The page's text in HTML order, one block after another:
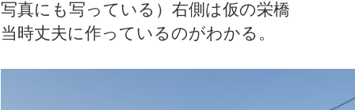
写真にも写っている）右側は仮の栄橋
当時丈夫に作っているのがわかる。